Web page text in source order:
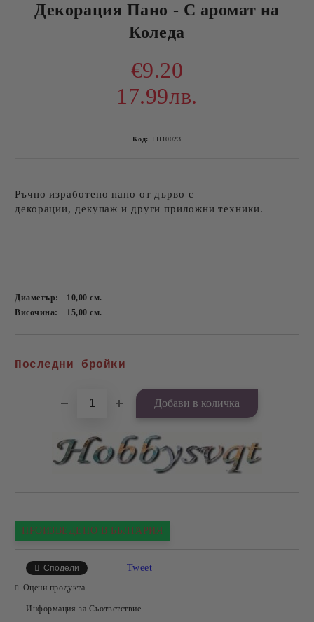
Декорация Пано - С аромат на
Коледа
€9.20
17.99лв.
Код: ГП10023
Ръчно изработено пано от дърво с
декорации, декупаж и други приложни техники.
Диаметър: 10,00см.
Височина:
15,00см.
Последни бройки
ПРОИЗВЕДЕНО В БЪЛГАРИЯ
Сподели Tweet
Оцени продукта
Информация за Съответствие